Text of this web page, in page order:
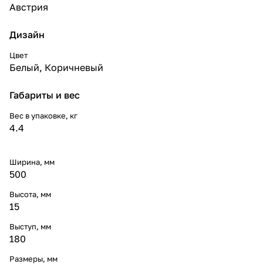
Австрия
Дизайн
Цвет
Белый, Коричневый
Габариты и вес
Вес в упаковке, кг
4.4
Ширина, мм
500
Высота, мм
15
Выступ, мм
180
Размеры, мм